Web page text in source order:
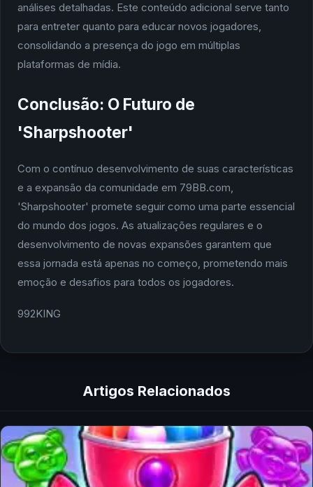
análises detalhadas. Este conteúdo adicional serve tanto
para entreter quanto para educar novos jogadores,
consolidando a presença do jogo em múltiplas
plataformas de mídia.
Conclusão: O Futuro de
'Sharpshooter'
Com o contínuo desenvolvimento de suas características
e a expansão da comunidade em 79BB.com,
'Sharpshooter' promete seguir como uma parte essencial
do mundo dos jogos. As atualizações regulares e o
desenvolvimento de novas expansões garantem que
essa jornada está apenas no começo, prometendo mais
emoção e desafios para todos os jogadores.
992KING
Artigos Relacionados